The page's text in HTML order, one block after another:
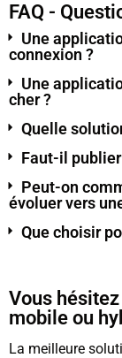
FAQ -
Une
connexion ?
Une
cher ?
Quelle
Faut-il
Peut-on
évoluer vers
Que choisir
Vous
mobile ou
La meilleure